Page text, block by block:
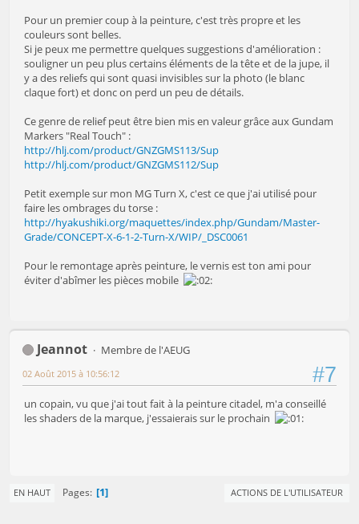
Pour un premier coup à la peinture, c'est très propre et les
couleurs sont belles.
Si je peux me permettre quelques suggestions d'amélioration :
souligner un peu plus certains éléments de la tête et de la jupe, il
y a des reliefs qui sont quasi invisibles sur la photo (le blanc
claque fort) et donc on perd un peu de détails.
Ce genre de relief peut être bien mis en valeur grâce aux Gundam
Markers "Real Touch" :
http://hlj.com/product/GNZGMS113/Sup
http://hlj.com/product/GNZGMS112/Sup
Petit exemple sur mon MG Turn X, c'est ce que j'ai utilisé pour
faire les ombrages du torse :
http://hyakushiki.org/maquettes/index.php/Gundam/Master-
Grade/CONCEPT-X-6-1-2-Turn-X/WIP/_DSC0061
Pour le remontage après peinture, le vernis est ton ami pour
éviter d'abîmer les pièces mobile
Jeannot Membre de l'AEUG
#7
02 Août 2015 à 10:56:12
un copain, vu que j'ai tout fait à la peinture citadel, m'a conseillé
les shaders de la marque, j'essaierais sur le prochain
EN HAUT Pages 1 ACTIONS DE L'UTILISATEUR